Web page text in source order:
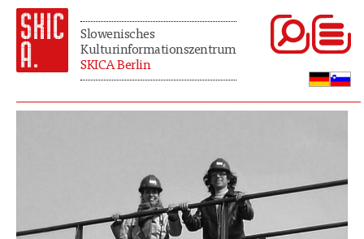
Slowenisches
Kulturinformationszentrum
SKICA Berlin